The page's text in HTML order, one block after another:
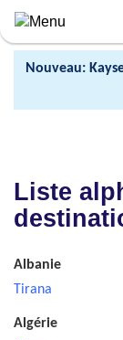
Skip
to
main
contentNouveau:
Liste
Albanie
Tirana
Algérie